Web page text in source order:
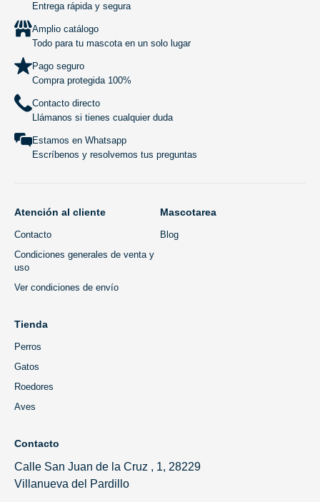
Entrega rápida y segura
Amplio catálogo
Todo para tu mascota en un solo lugar
Pago seguro
Compra protegida 100%
Contacto directo
Llámanos si tienes cualquier duda
Estamos en Whatsapp
Escríbenos y resolvemos tus preguntas
Atención al cliente
Contacto
Condiciones generales de venta y
uso
Ver condiciones de envío
Mascotarea
Blog
Tienda
Perros
Gatos
Roedores
Aves
Contacto
Calle San Juan de la Cruz , 1, 28229
Villanueva del Pardillo